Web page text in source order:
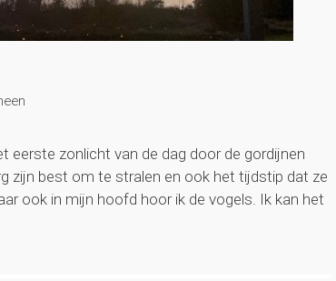
eerste zonlicht van de dag door de gordijnen
zijn best om te stralen en ook het tijdstip dat ze
ook in mijn hoofd hoor ik de vogels. Ik kan het